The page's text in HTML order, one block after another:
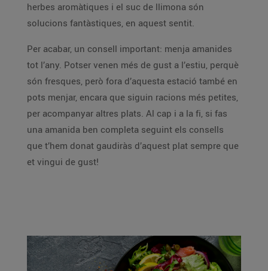
herbes aromàtiques i el suc de llimona són
solucions fantàstiques, en aquest sentit.
Per acabar, un consell important: menja amanides
tot l’any. Potser venen més de gust a l’estiu, perquè
són fresques, però fora d’aquesta estació també en
pots menjar, encara que siguin racions més petites,
per acompanyar altres plats. Al cap i a la fi, si fas
una amanida ben completa seguint els consells
que t’hem donat gaudiràs d’aquest plat sempre que
et vingui de gust!